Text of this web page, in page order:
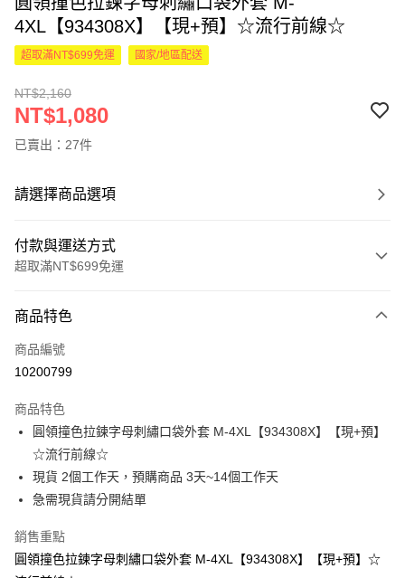
4XL【934308X】【現+預】☆流行前線☆
超取滿NT$699免運 國家/地區配送
NT$2,160
NT$1,080
已賣出：27件
請選擇商品選項
付款與運送方式
超取滿NT$699免運
信用卡一次付款
超商取貨付款
Apple Pay
街口支付
悠遊付
Google Pay
全支付
商品特色
商品編號
10200799
商品特色
圓領撞色拉鍊字母刺繡口袋外套 M-4XL【934308X】【現+預】
☆流行前線☆
現貨 2個工作天，預購商品 3天~14個工作天
急需現貨請分開結單
銷售重點
圓領撞色拉鍊字母刺繡口袋外套 M-4XL【934308X】【現+預】☆